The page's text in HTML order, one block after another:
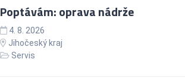
Poptávám: oprava nádrže
4. 8. 2026
Jihočeský kraj
Servis